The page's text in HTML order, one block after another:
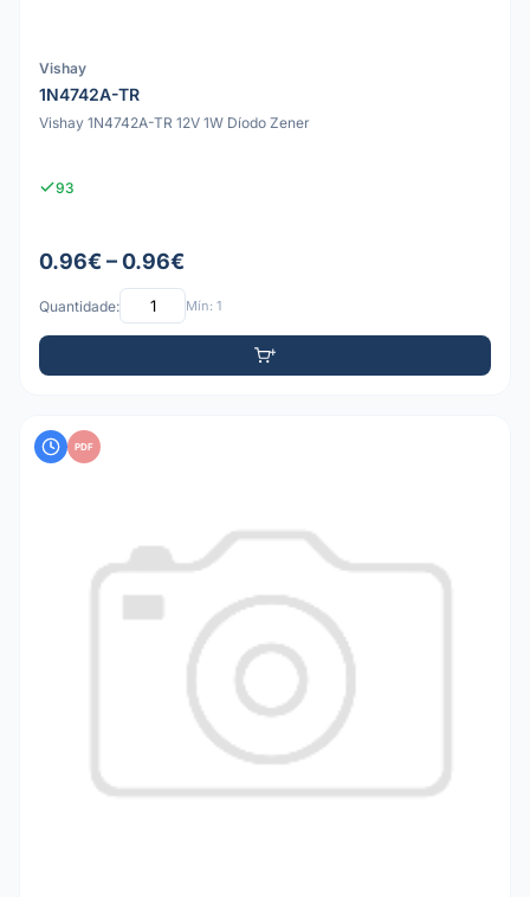
Vishay
1N4742A-TR
Vishay 1N4742A-TR 12V 1W Díodo Zener
93
0.96€ – 0.96€
Quantidade: Mín: 1
PDF